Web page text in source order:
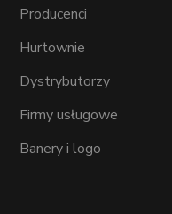
Producenci
Hurtownie
Dystrybutorzy
Firmy usługowe
Banery i logo